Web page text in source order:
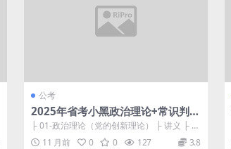
公考
2025年省考小黑政治理论+常识判断
冲刺班
├ 01-政治理论（党的创新理论） ├ 讲义 ├ 党
的创新理论金卷.pdf 6...
11 月前 0 0 127 3.8